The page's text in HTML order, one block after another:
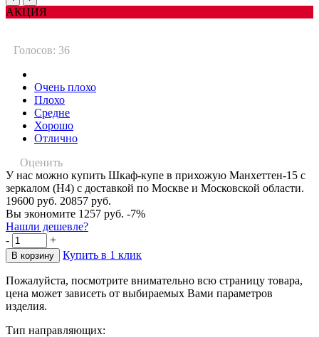
АКЦИЯ
Голосов: 36
Очень плохо
Плохо
Средне
Хорошо
Отлично
Оценить
У нас можно купить Шкаф-купе в прихожую Манхеттен-15 с
зеркалом (Н4) с доставкой по Москве и Московской области.
19600 руб. 20857 руб.
Вы экономите 1257 руб. -7%
Нашли дешевле?
-
+
Купить в 1 клик
Пожалуйста, посмотрите внимательно всю страницу товара,
цена может зависеть от выбираемых Вами параметров
изделия.
Тип направляющих: